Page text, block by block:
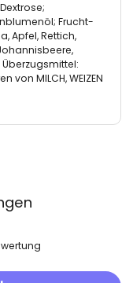
Frucht-
Apfel, Rettich,
MILCH, WEIZEN